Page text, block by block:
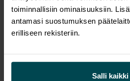
toiminnallisiin ominaisuuksiin.
antamasi suostumuksen
erilliseen rekisteriin.
Salli kaikki
Juhana Tormilainen vastaa
Customer Experience &
asiakaskokemuksen
asiantuntija. Juhana innostuu,